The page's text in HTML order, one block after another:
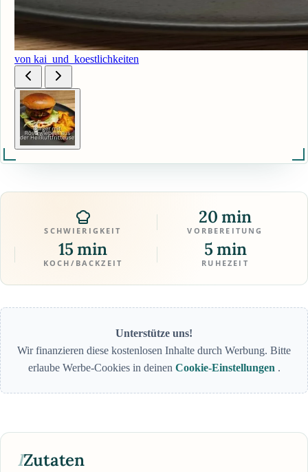
von kai_und_koestlichkeiten
SCHWIERIGKEIT
20 min
VORBEREITUNG
15 min
KOCH/BACKZEIT
5 min
RUHEZEIT
Unterstütze uns!
Wir finanzieren diese kostenlosen Inhalte durch Werbung. Bitte
erlaube Werbe-Cookies in deinen Cookie-Einstellungen .
IZutaten